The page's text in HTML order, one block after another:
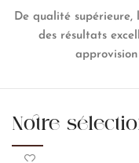
De qualité
des résultats
Notre